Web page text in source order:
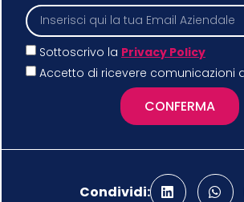
Sottoscrivo la Privacy Policy
Accetto di ricevere comunicazioni
CONFERMA
Condividi: